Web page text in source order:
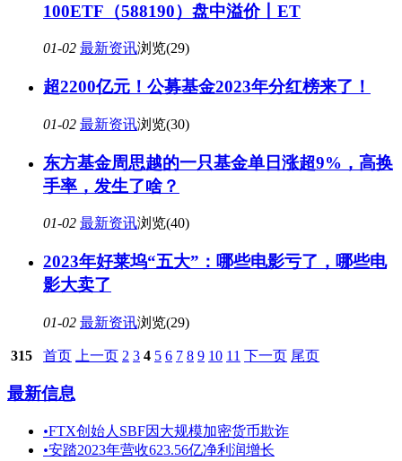
100ETF（588190）盘中溢价丨ET
01-02 最新资讯浏览(29)
超2200亿元！公募基金2023年分红榜来了！
01-02 最新资讯浏览(30)
东方基金周思越的一只基金单日涨超9%，高换
手率，发生了啥？
01-02 最新资讯浏览(40)
2023年好莱坞“五大”：哪些电影亏了，哪些电
影大卖了
01-02 最新资讯浏览(29)
315 首页 上一页 2 3 4 5 6 7 8 9 10 11 下一页 尾页
最新信息
•FTX创始人SBF因大规模加密货币欺诈
•安踏2023年营收623.56亿净利润增长